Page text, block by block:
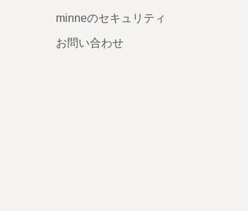
minneのセキュリティ
お問い合わせ